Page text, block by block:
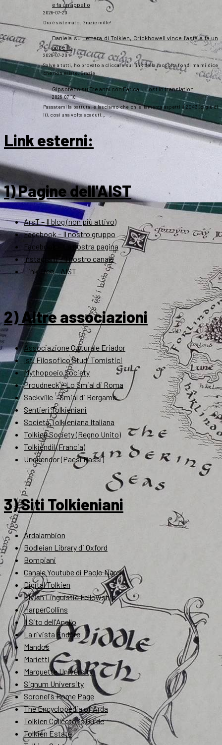
e fa un appello
2026-07-20
Ora è sistemato. Grazie mille!
DanielasuLettera di Tolkien, Crickhowell vince l’asta e fa un
appello
2026-07-20
Salve a tutti, ho provato a cliccare sul link della raccolta fondi ma mi dice
che non esiste. Grazie
GipsotecosuTre anni con Fatica… Lost in translation
2026-07-10
Passatemi la battuta: e lasciamo che chi si lamenta aspetti il 2043 (o giù di
lì), così una volta scaduti…
Link esterni:
1) Pagine dell'AIST
ArsT – Il blog (non più attivo)
Facebook – Il nostro gruppo
Facebook – La nostra pagina
Instagram – Il nostro canale
Link Tree – AIST
2) Altre associazioni
Associazione Culturale Eriador
Ist. Filosofico Studi Tomistici
Mythopoeic Society
Proudneck – Lo Smial di Roma
Sackville – Smial di Bergamo
Sentieri Tolkieniani
Società Tolkieniana Italiana
Tolkien Society (Regno Unito)
Tolkiendil (Francia)
Unquendor (Paesi Bassi)
3) Siti Tolkieniani
Ardalambion
Bodleian Library di Oxford
Bompiani
Canale Youtube di Paolo Nardi
Digital Tolkien
Elvish Linguistic Fellowship
HarperCollins
Il Sito dell'Anello
La rivista Endóre
Mandos
Marietti
Marquette University
Signum University
Soronel's Home Page
The Encyclopedia of Arda
Tolkien Collector's Guide
Tolkien Estate